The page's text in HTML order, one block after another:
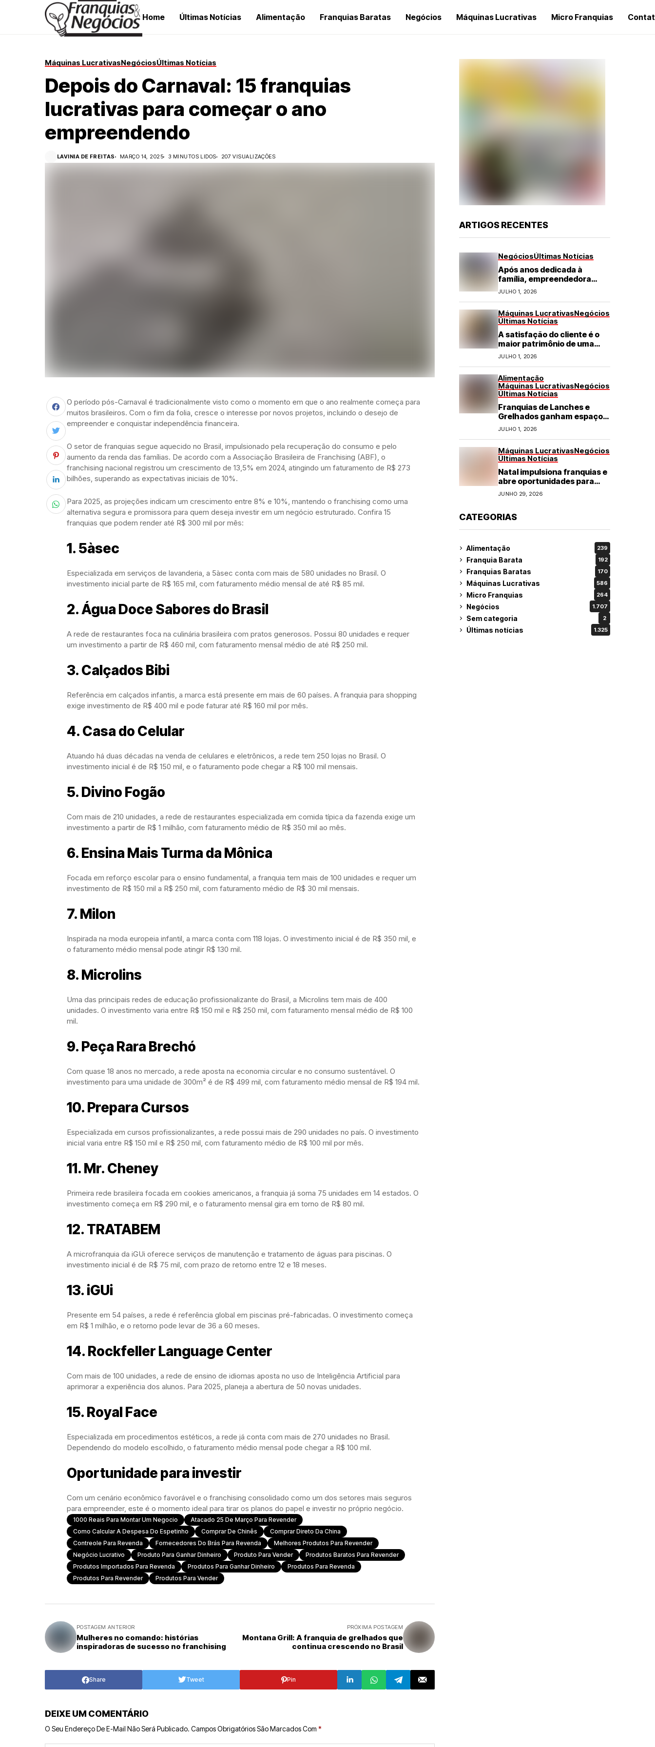
Home Últimas Notícias Alimentação Franquias Baratas Negócios Máquinas Lucrativas Micro Franquias
Máquinas LucrativasNegóciosÚltimas Notícias
Depois do Carnaval: 15 franquias
lucrativas para começar o ano
empreendendo
LAVINIA DE FREITAS MARÇO 14, 2025 3 MINUTOS LIDOS 207 VISUALIZAÇÕES
O período pós-Carnaval é tradicionalmente visto como o momento em que o ano realmente começa para
muitos brasileiros. Com o fim da folia, cresce o interesse por novos projetos, incluindo o desejo de
empreender e conquistar independência financeira.
O setor de franquias segue aquecido no Brasil, impulsionado pela recuperação do consumo e pelo
aumento da renda das famílias. De acordo com a Associação Brasileira de Franchising (ABF), o
franchising nacional registrou um crescimento de 13,5% em 2024, atingindo um faturamento de R$ 273
bilhões, superando as expectativas iniciais de 10%.
Para 2025, as projeções indicam um crescimento entre 8% e 10%, mantendo o franchising como uma
alternativa segura e promissora para quem deseja investir em um negócio estruturado. Confira 15
franquias que podem render até R$ 300 mil por mês:
1. 5àsec
Especializada em serviços de lavanderia, a 5àsec conta com mais de 580 unidades no Brasil. O
investimento inicial parte de R$ 165 mil, com faturamento médio mensal de até R$ 85 mil.
2. Água Doce Sabores do Brasil
A rede de restaurantes foca na culinária brasileira com pratos generosos. Possui 80 unidades e requer
um investimento a partir de R$ 460 mil, com faturamento mensal médio de até R$ 250 mil.
3. Calçados Bibi
Referência em calçados infantis, a marca está presente em mais de 60 países. A franquia para shopping
exige investimento de R$ 400 mil e pode faturar até R$ 160 mil por mês.
4. Casa do Celular
Atuando há duas décadas na venda de celulares e eletrônicos, a rede tem 250 lojas no Brasil. O
investimento inicial é de R$ 150 mil, e o faturamento pode chegar a R$ 100 mil mensais.
5. Divino Fogão
Com mais de 210 unidades, a rede de restaurantes especializada em comida típica da fazenda exige um
investimento a partir de R$ 1 milhão, com faturamento médio de R$ 350 mil ao mês.
6. Ensina Mais Turma da Mônica
Focada em reforço escolar para o ensino fundamental, a franquia tem mais de 100 unidades e requer um
investimento de R$ 150 mil a R$ 250 mil, com faturamento médio de R$ 30 mil mensais.
7. Milon
Inspirada na moda europeia infantil, a marca conta com 118 lojas. O investimento inicial é de R$ 350 mil, e
o faturamento médio mensal pode atingir R$ 130 mil.
8. Microlins
Uma das principais redes de educação profissionalizante do Brasil, a Microlins tem mais de 400
unidades. O investimento varia entre R$ 150 mil e R$ 250 mil, com faturamento mensal médio de R$ 100
mil.
9. Peça Rara Brechó
Com quase 18 anos no mercado, a rede aposta na economia circular e no consumo sustentável. O
investimento para uma unidade de 300m² é de R$ 499 mil, com faturamento médio mensal de R$ 194 mil.
10. Prepara Cursos
Especializada em cursos profissionalizantes, a rede possui mais de 290 unidades no país. O investimento
inicial varia entre R$ 150 mil e R$ 250 mil, com faturamento médio de R$ 100 mil por mês.
11. Mr. Cheney
Primeira rede brasileira focada em cookies americanos, a franquia já soma 75 unidades em 14 estados. O
investimento começa em R$ 290 mil, e o faturamento mensal gira em torno de R$ 80 mil.
12. TRATABEM
A microfranquia da iGUi oferece serviços de manutenção e tratamento de águas para piscinas. O
investimento inicial é de R$ 75 mil, com prazo de retorno entre 12 e 18 meses.
13. iGUi
Presente em 54 países, a rede é referência global em piscinas pré-fabricadas. O investimento começa
em R$ 1 milhão, e o retorno pode levar de 36 a 60 meses.
14. Rockfeller Language Center
Com mais de 100 unidades, a rede de ensino de idiomas aposta no uso de Inteligência Artificial para
aprimorar a experiência dos alunos. Para 2025, planeja a abertura de 50 novas unidades.
15. Royal Face
Especializada em procedimentos estéticos, a rede já conta com mais de 270 unidades no Brasil.
Dependendo do modelo escolhido, o faturamento médio mensal pode chegar a R$ 100 mil.
Oportunidade para investir
Com um cenário econômico favorável e o franchising consolidado como um dos setores mais seguros
para empreender, este é o momento ideal para tirar os planos do papel e investir no próprio negócio.
1000 Reais Para Montar Um Negocio
Atacado 25 De Março Para Revender
Como Calcular A Despesa Do Espetinho
Comprar De Chinês
Comprar Direto Da China
Contreole Para Revenda
Fornecedores Do Brás Para Revenda
Melhores Produtos Para Revender
Negócio Lucrativo
Produto Para Ganhar Dinheiro Produto Para Vender
Produtos Baratos Para Revender
Produtos Importados Para Revenda
Produtos Para Ganhar Dinheiro
Produtos Para Revenda
Produtos Para Revender
Produtos Para Vender
POSTAGEM ANTERIOR
Mulheres no comando: histórias
inspiradoras de sucesso no franchising
PRÓXIMA POSTAGEM
Montana Grill: A franquia de grelhados que
continua crescendo no Brasil
Share Tweet Pin
DEIXE UM COMENTÁRIO
O Seu Endereço De E-Mail Não Será Publicado. Campos Obrigatórios São Marcados Com *
ARTIGOS RECENTES
NegóciosÚltimas Notícias
Após anos dedicada à
família, empreendedora
transforma franquia de
turismo em negócio de
JULHO 1, 2026
Máquinas LucrativasNegócios
Últimas Notícias
A satisfação do cliente é o
maior patrimônio de uma
franquia
JULHO 1, 2026
Alimentação
Máquinas LucrativasNegócios
Últimas Notícias
Franquias de Lanches e
Grelhados ganham espaço
com demanda por refeições
rápidas e de qualidade
JULHO 1, 2026
Máquinas LucrativasNegócios
Últimas Notícias
Natal impulsiona franquias e
abre oportunidades para
diversos segmentos do
JUNHO 29, 2026
CATEGORIAS
Alimentação 239
Franquia Barata 192
Franquias Baratas 170
Máquinas Lucrativas 586
Micro Franquias 264
Negócios 1.707
Sem categoria 2
Últimas notícias 1.325